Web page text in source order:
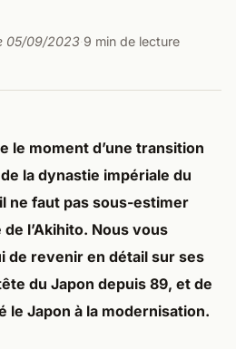
05/09/2023· 9 min de lecture
le moment d’une transition
la dynastie impériale du
ne faut pas sous-estimer
l’Akihito. Nous vous
de revenir en détail sur ses
du Japon depuis 89, et de
le Japon à la modernisation.